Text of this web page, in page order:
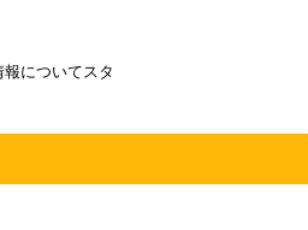
についてスタ